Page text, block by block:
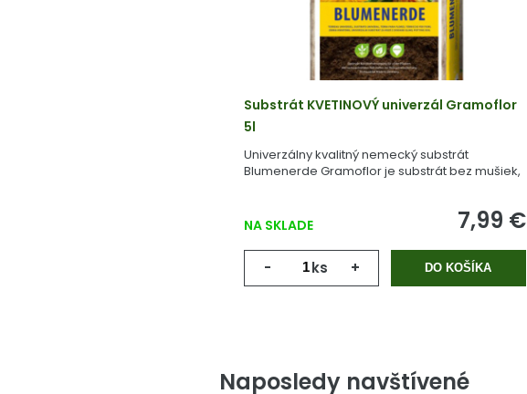
Substrát KVETINOVÝ univerzál Gramoflor
5l
Univerzálny kvalitný nemecký substrát
Blumenerde Gramoflor je substrát bez mušiek,
NA SKLADE 7,99 €
- ks + DO KOŠÍKA
Naposledy navštívené